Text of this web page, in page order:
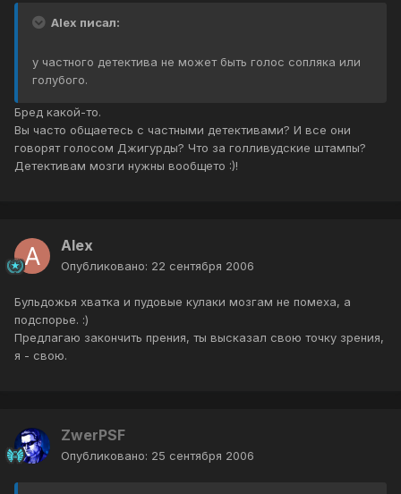
Alex писал:
у частного детектива не может быть голос сопляка или
голубого.
Бред какой-то.
Вы часто общаетесь с частными детективами? И все они
говорят голосом Джигурды? Что за голливудские штампы?
Детективам мозги нужны вообщето :)!
Alex
Опубликовано: 22 сентября 2006
Бульдожья хватка и пудовые кулаки мозгам не помеха, а
подспорье. :)
Предлагаю закончить прения, ты высказал свою точку зрения,
я - свою.
ZwerPSF
Опубликовано: 25 сентября 2006